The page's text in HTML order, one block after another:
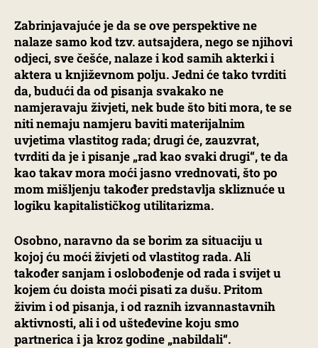
Zabrinjavajuće je da se ove perspektive ne
nalaze samo kod tzv. autsajdera, nego se njihovi
odjeci, sve češće, nalaze i kod samih akterki i
aktera u književnom polju. Jedni će tako tvrditi
da, budući da od pisanja svakako ne
namjeravaju živjeti, nek bude što biti mora, te se
niti nemaju namjeru baviti materijalnim
uvjetima vlastitog rada; drugi će, zauzvrat,
tvrditi da je i pisanje „rad kao svaki drugi“, te da
kao takav mora moći jasno vrednovati, što po
mom mišljenju također predstavlja skliznuće u
logiku kapitalističkog utilitarizma.
Osobno, naravno da se borim za situaciju u
kojoj ću moći živjeti od vlastitog rada. Ali
također sanjam i oslobođenje od rada i svijet u
kojem ću doista moći pisati za dušu. Pritom
živim i od pisanja, i od raznih izvannastavnih
aktivnosti, ali i od ušteđevine koju smo
partnerica i ja kroz godine „nabildali“.